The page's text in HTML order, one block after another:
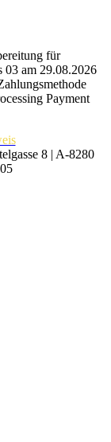
für
03 am 29.08.2026
Payment
8 | A-8280